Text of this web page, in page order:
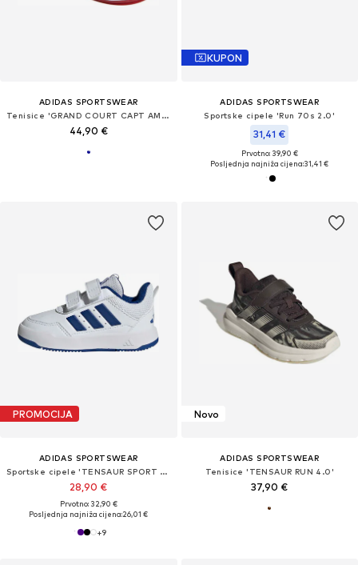
ADIDAS SPORTSWEAR
Tenisice 'GRAND COURT CAPT AMERICA'
44,90 €
KUPON
ADIDAS SPORTSWEAR
Sportske cipele 'Run 70s 2.0'
31,41 €
Prvotno: 39,90 €
Posljednja najniža cijena:31,41 €
PROMOCIJA
ADIDAS SPORTSWEAR
Sportske cipele 'TENSAUR SPORT 3.0'
28,90 €
Prvotno: 32,90 €
Posljednja najniža cijena:26,01 €
+9
Novo
ADIDAS SPORTSWEAR
Tenisice 'TENSAUR RUN 4.0'
37,90 €